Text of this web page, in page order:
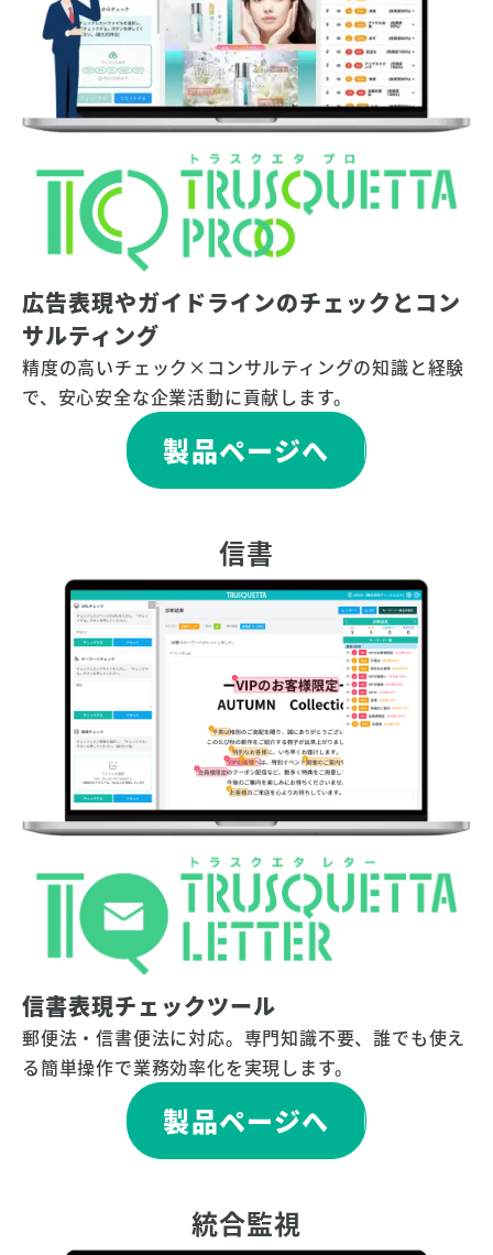
広告表現やガイドラインのチェックとコン
サルティング
精度の高いチェック×コンサルティングの知識と経験
で、安心安全な企業活動に貢献します。
製品ページへ
信書
信書表現チェックツール
郵便法・信書便法に対応。専門知識不要、誰でも使え
る簡単操作で業務効率化を実現します。
製品ページへ
統合監視